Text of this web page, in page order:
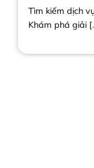
Tìm kiếm dịch
Khám phá giải